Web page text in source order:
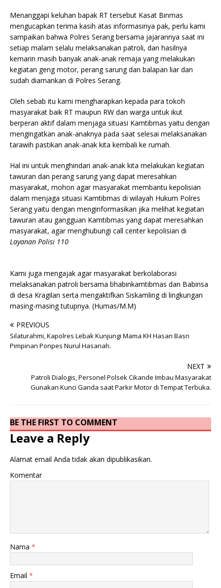
Menanggapi keluhan bapak RT tersebut Kasat Binmas
mengucapkan terima kasih atas informasinya pak, perlu kami
sampaikan bahwa Polres Serang bersama jajarannya saat ini
setiap malam selalu melaksanakan patroli, dan hasilnya
kemarin masih banyak anak-anak remaja yang melakukan
kegiatan geng motor, perang sarung dan balapan liar dan
sudah diamankan di Polres Serang.
Oleh sebab itu kami mengharapkan kepada para tokoh
masyarakat baik RT maupun RW dan warga untuk ikut
berperan aktif dalam menjaga situasi Kamtibmas yaitu dengan
mengingatkan anak-anaknya pada saat selesai melaksanakan
tarawih pastikan anak-anak kita kembali ke rumah.
Hal ini untuk menghindari anak-anak kita melakukan kegiatan
tawuran dan perang sarung yang dapat meresahkan
masyarakat, mohon agar masyarakat membantu kepolisian
dalam menjaga situasi Kamtibmas di wilayah Hukum Polres
Serang yaitu dengan menginformasikan jika melihat kegiatan
tawuran atau gangguan Kamtibmas yang dapat meresahkan
masyarakat, agar menghubungi call center kepolisian di
Layanan Polisi 110
Kami juga mengajak agar masyarakat berkolaborasi
melaksanakan patroli bersama bhabinkamtibmas dan Babinsa
di desa Kragilan serta mengaktifkan Siskamling di lingkungan
masing-masing tutupnya. (Humas/M.M)
PREVIOUS
Silaturahmi, Kapolres Lebak Kunjungi Mama KH Hasan Basri
Pimpinan Ponpes Nurul Hasanah.
NEXT
Patroli Dialogis, Personel Polsek Cikande Imbau Masyarakat
Gunakan Kunci Ganda saat Parkir Motor di Tempat Terbuka.
BE THE FIRST TO COMMENT
Leave a Reply
Alamat email Anda tidak akan dipublikasikan.
Komentar
Nama *
Email *